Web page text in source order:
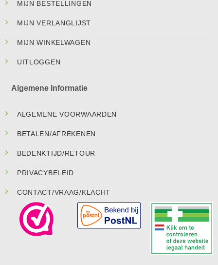
MIJN BESTELLINGEN
MIJN VERLANGLIJST
MIJN WINKELWAGEN
UITLOGGEN
Algemene Informatie
ALGEMENE VOORWAARDEN
BETALEN/AFREKENEN
BEDENKTIJD/RETOUR
PRIVACYBELEID
CONTACT/VRAAG/KLACHT